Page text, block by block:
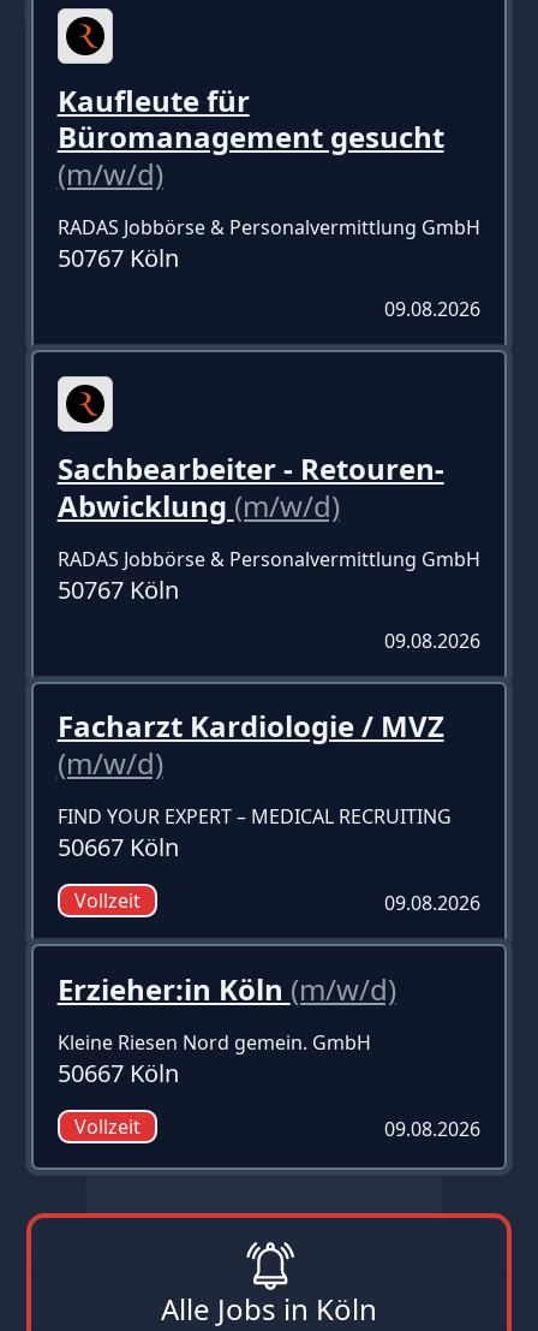
Kaufleute für
Büromanagement gesucht
(m/w/d)
RADAS Jobbörse & Personalvermittlung GmbH
50767 Köln
09.08.2026
Sachbearbeiter - Retouren-
Abwicklung (m/w/d)
RADAS Jobbörse & Personalvermittlung GmbH
50767 Köln
09.08.2026
Facharzt Kardiologie / MVZ
(m/w/d)
FIND YOUR EXPERT – MEDICAL RECRUITING
50667 Köln
Vollzeit 09.08.2026
Erzieher:in Köln (m/w/d)
Kleine Riesen Nord gemein. GmbH
50667 Köln
Vollzeit 09.08.2026
Alle Jobs in Köln